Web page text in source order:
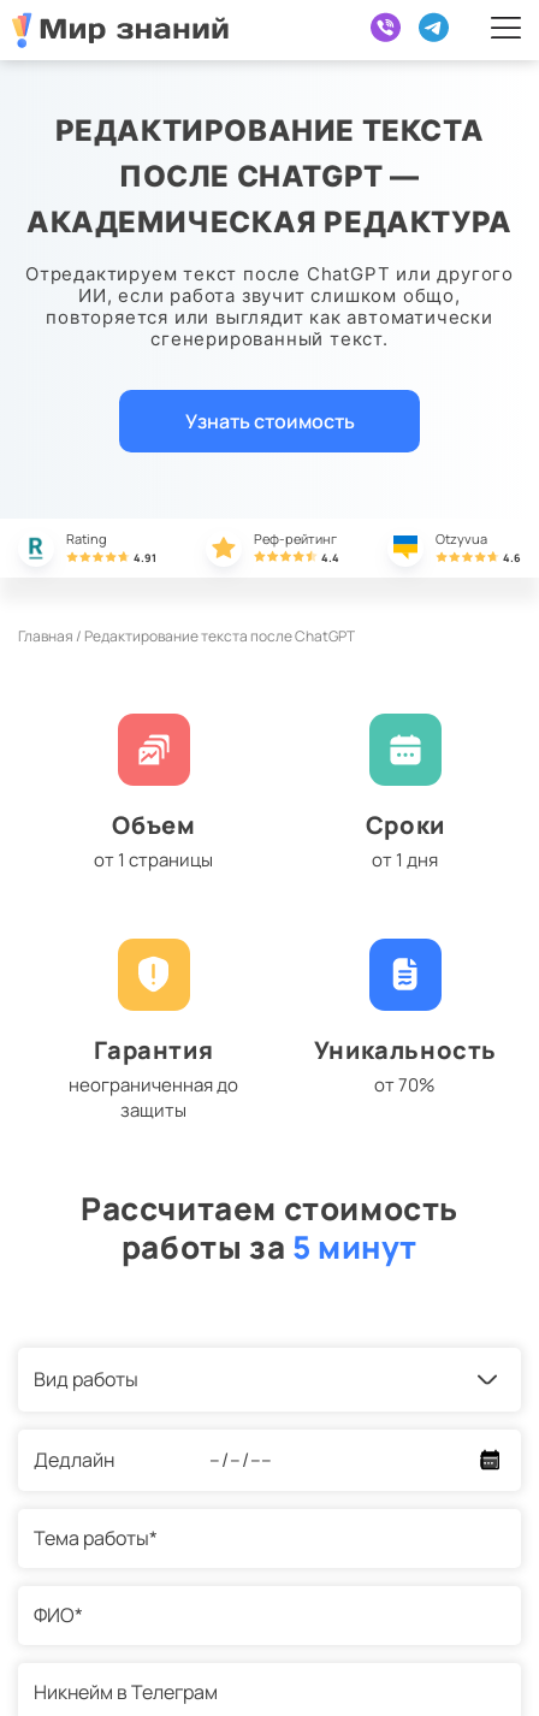
РЕДАКТИРОВАНИЕ ТЕКСТА
ПОСЛЕ CHATGPT —
АКАДЕМИЧЕСКАЯ РЕДАКТУРА
Отредактируем текст после ChatGPT или другого
ИИ, если работа звучит слишком общо,
повторяется или выглядит как автоматически
сгенерированный текст.
Узнать стоимость
Rating
4.91
Реф-рейтинг
4.4
Otzyvua
4.6
Главная / Редактирование текста после ChatGPT
Объем
от 1 страницы
Гарантия
неограниченная до
защиты
Сроки
от 1 дня
Уникальность
от 70%
Рассчитаем стоимость
работы за 5 минут